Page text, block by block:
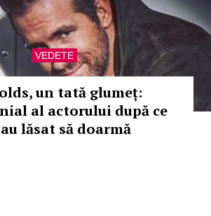
VEDETE
un tată glumeț:
al actorului după ce
lăsat să doarmă